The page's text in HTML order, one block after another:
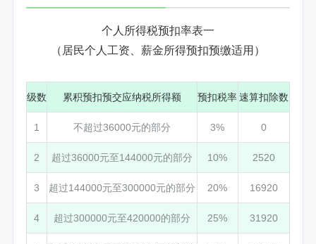
个人所得税预扣率表一
（居民个人工资、薪金所得预扣预缴适用）
级数 累积预扣预交应纳税所得额 预扣税率速算扣除数
1 不超过36000元的部分 3% 0
2 超过36000元至144000元的部分 10% 2520
3 超过144000元至300000元的部分 20% 16920
4 超过300000元至420000的部分 25% 31920